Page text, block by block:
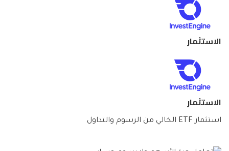
الاستثمار
الاستثمار
استثمار ETF الخالي من الرسوم والتداول